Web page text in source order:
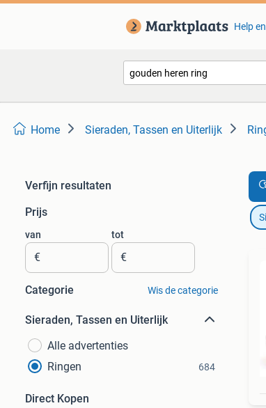
Help
Home Sieraden, Tassen en Uiterlijk
Verfijn resultaten
Prijs
van
€
tot
€
Categorie Wis de categorie
Sieraden, Tassen en Uiterlijk
Alle advertenties
Ringen
684
Direct Kopen